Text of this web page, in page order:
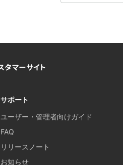
サポート
ユーザー・管理者向けガイド
FAQ
リリースノート
お知らせ